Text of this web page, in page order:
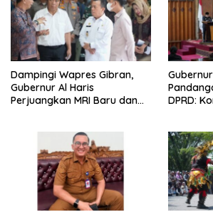
Dampingi Wapres Gibran,
Gubernur Al Haris
Perjuangkan MRI Baru dan
DPRD: